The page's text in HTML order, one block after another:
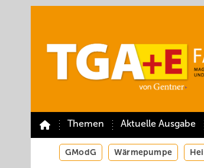
Themen Aktuelle Ausgabe
GModG Wärmepumpe